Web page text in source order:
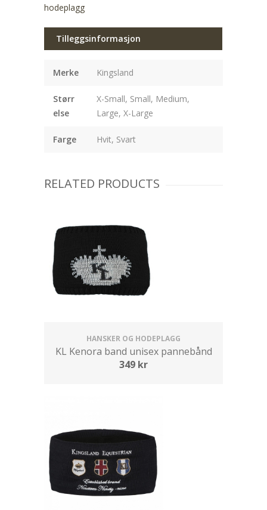
hodeplagg
Tilleggsinformasjon
Merke Kingsland
Størr
else
X-Small, Small, Medium,
Large, X-Large
Farge Hvit, Svart
RELATED PRODUCTS
HANSKER OG HODEPLAGG
KL Kenora band unisex pannebånd
349 kr